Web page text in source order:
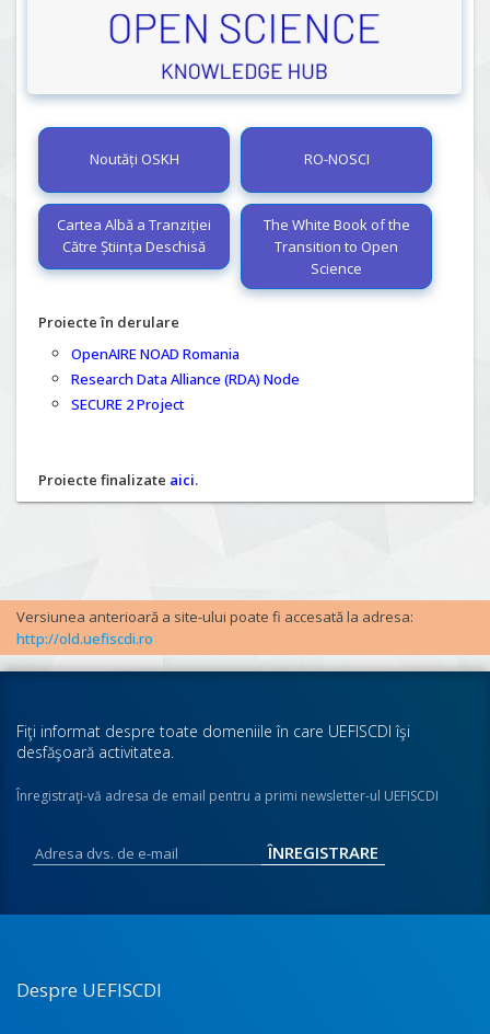
Noutăți OSKH RO-NOSCI
Cartea Albă a Tranziției
Către Știința Deschisă
The White Book of the
Transition to Open
Science
Proiecte în derulare
OpenAIRE NOAD Romania
Research Data Alliance (RDA) Node
SECURE 2 Project
Proiecte finalizate aici.
Versiunea anterioară a site-ului poate fi accesată la adresa:
http://old.uefiscdi.ro
Fiţi informat despre toate domeniile în care UEFISCDI îşi
desfăşoară activitatea.
Înregistraţi-vă adresa de email pentru a primi newsletter-ul UEFISCDI
Despre UEFISCDI